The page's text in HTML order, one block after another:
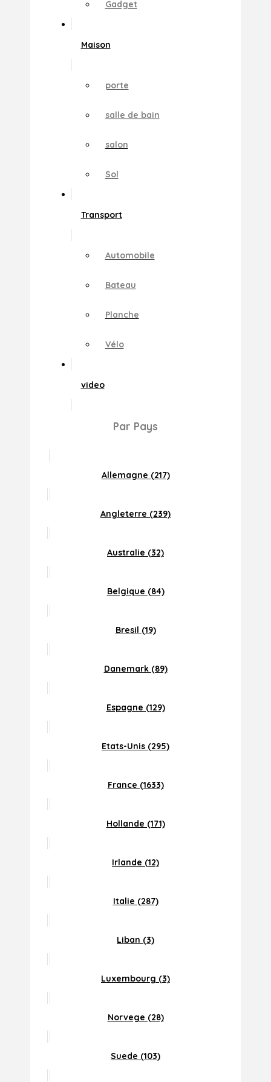
Gadget
Maison
porte
salle de bain
salon
Sol
Transport
Automobile
Bateau
Planche
Vélo
video
Par Pays
Allemagne (217)
Angleterre (239)
Australie (32)
Belgique (84)
Bresil (19)
Danemark (89)
Espagne (129)
Etats-Unis (295)
France (1633)
Hollande (171)
Irlande (12)
Italie (287)
Liban (3)
Luxembourg (3)
Norvege (28)
Suede (103)